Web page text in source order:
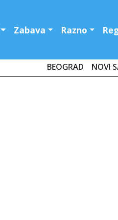
Zabava Razno
BEOGRAD NOVI